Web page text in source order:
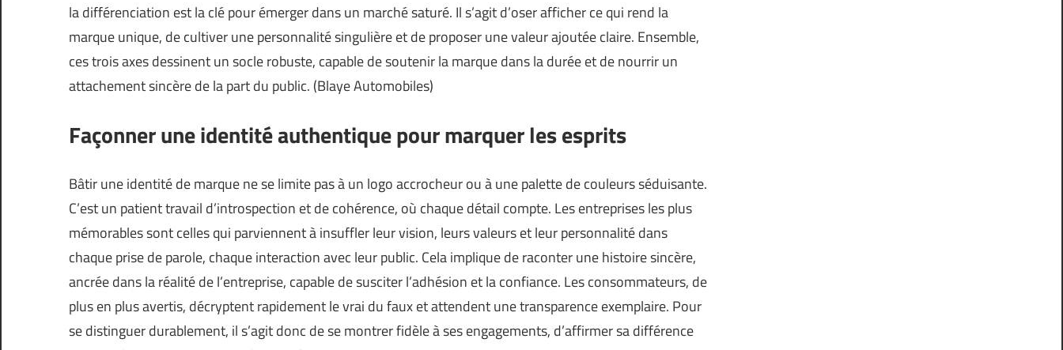
la différenciation est la clé pour émerger dans un marché saturé. Il s’agit d’oser afficher ce qui rend la
marque unique, de cultiver une personnalité singulière et de proposer une valeur ajoutée claire. Ensemble,
ces trois axes dessinent un socle robuste, capable de soutenir la marque dans la durée et de nourrir un
attachement sincère de la part du public. (Blaye Automobiles)
Façonner une identité authentique pour marquer les esprits
Bâtir une identité de marque ne se limite pas à un logo accrocheur ou à une palette de couleurs séduisante.
C’est un patient travail d’introspection et de cohérence, où chaque détail compte. Les entreprises les plus
mémorables sont celles qui parviennent à insuffler leur vision, leurs valeurs et leur personnalité dans
chaque prise de parole, chaque interaction avec leur public. Cela implique de raconter une histoire sincère,
ancrée dans la réalité de l’entreprise, capable de susciter l’adhésion et la confiance. Les consommateurs, de
plus en plus avertis, décryptent rapidement le vrai du faux et attendent une transparence exemplaire. Pour
se distinguer durablement, il s’agit donc de se montrer fidèle à ses engagements, d’affirmer sa différence